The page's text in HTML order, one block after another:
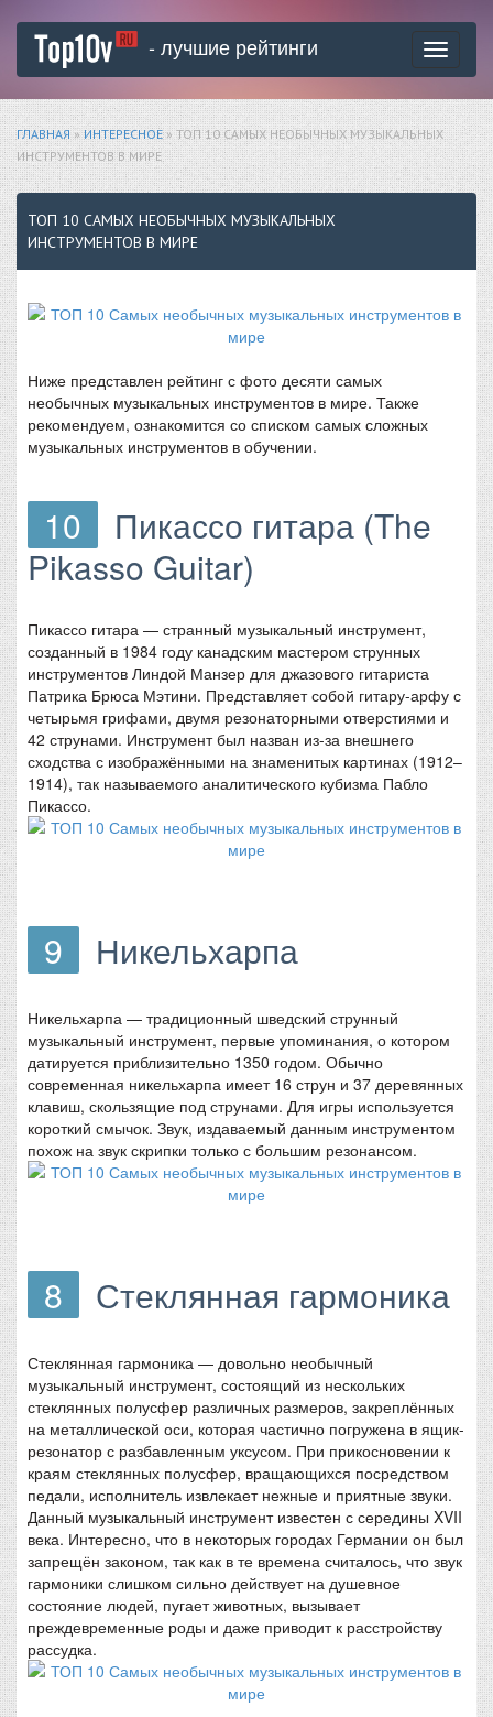
Toggle
- лучшие рейтинги
ГЛАВНАЯ »ИНТЕРЕСНОЕ» ТОП 10 САМЫХ НЕОБЫЧНЫХ МУЗЫКАЛЬНЫХ
ИНСТРУМЕНТОВ В МИРЕ
ТОП 10 САМЫХ НЕОБЫЧНЫХ МУЗЫКАЛЬНЫХ
ИНСТРУМЕНТОВ В МИРЕ
Ниже представлен рейтинг с фото десяти самых
необычных музыкальных инструментов в мире. Также
рекомендуем, ознакомится со списком самых сложных
музыкальных инструментов в обучении.
10
Пикассо гитара (The
Pikasso Guitar)
Пикассо гитара — странный музыкальный инструмент,
созданный в 1984 году канадским мастером струнных
инструментов Линдой Манзер для джазового гитариста
Патрика Брюса Мэтини. Представляет собой гитару-арфу с
четырьмя грифами, двумя резонаторными отверстиями и
42 струнами. Инструмент был назван из-за внешнего
сходства с изображёнными на знаменитых картинах (1912–
1914), так называемого аналитического кубизма Пабло
Пикассо.
9 Никельхарпа
Никельхарпа — традиционный шведский струнный
музыкальный инструмент, первые упоминания, о котором
датируется приблизительно 1350 годом. Обычно
современная никельхарпа имеет 16 струн и 37 деревянных
клавиш, скользящие под струнами. Для игры используется
короткий смычок. Звук, издаваемый данным инструментом
похож на звук скрипки только с большим резонансом.
8 Стеклянная гармоника
Стеклянная гармоника — довольно необычный
музыкальный инструмент, состоящий из нескольких
стеклянных полусфер различных размеров, закреплённых
на металлической оси, которая частично погружена в ящик-
резонатор с разбавленным уксусом. При прикосновении к
краям стеклянных полусфер, вращающихся посредством
педали, исполнитель извлекает нежные и приятные звуки.
Данный музыкальный инструмент известен с середины XVII
века. Интересно, что в некоторых городах Германии он был
запрещён законом, так как в те времена считалось, что звук
гармоники слишком сильно действует на душевное
состояние людей, пугает животных, вызывает
преждевременные роды и даже приводит к расстройству
рассудка.